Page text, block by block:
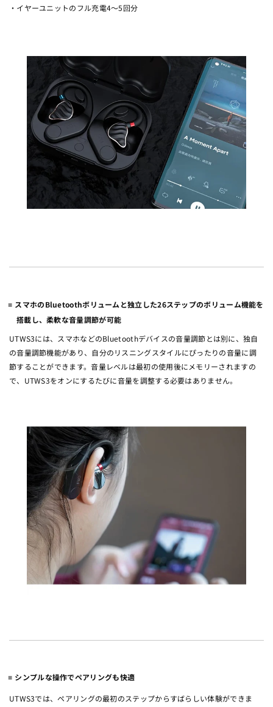
・イヤーユニットのフル充電4〜5回分
スマホのBluetoothボリュームと独立した26ステップのボリューム機能を
搭載し、柔軟な音量調節が可能
UTWS3には、スマホなどのBluetoothデバイスの音量調節とは別に、独自
の音量調節機能があり、自分のリスニングスタイルにぴったりの音量に調
節することができます。音量レベルは最初の使用後にメモリーされますの
で、UTWS3をオンにするたびに音量を調整する必要はありません。
シンプルな操作でペアリングも快適
UTWS3では、ペアリングの最初のステップからすばらしい体験ができま